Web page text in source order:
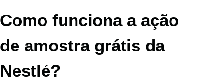
Como funciona a ação
de amostra grátis da
Nestlé?